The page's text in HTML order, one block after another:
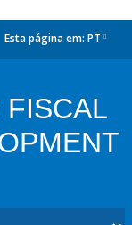
Esta página em: PT